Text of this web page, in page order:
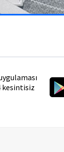
kesintisiz